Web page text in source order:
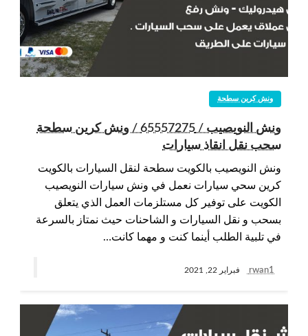
ونش كرين سطحة
ونش النويصيب / 65557275 / ونش كرين سطحة
سحب نقل انقاذ سيارات
ونش النويصيب بالكويت سطحة لنقل السيارات بالكويت
كرين سحي سيارات نعمل في ونش سيارات النويصيب
الكويت على توفير كل مستلزمات العمل الذي يتعلق
بسحب و نقل السيارات و الشاحنات حيث نمتاز بالسرعة
في تلبية الطلب أينما كنت و مهما كانت…
rwan1 فبراير 22, 2021